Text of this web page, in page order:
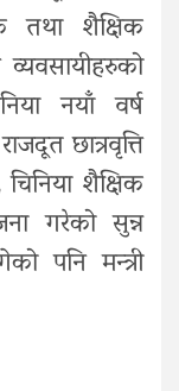
तथा शैक्षिक
नयाँ वर्ष
छात्रवृत्ति
चिनिया शैक्षिक
गरेको सुन्न
पनि मन्त्री